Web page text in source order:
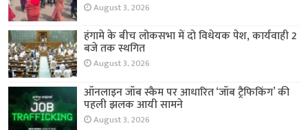
August 3, 2026
हंगामे के बीच लोकसभा में दो विधेयक पेश, कार्यवाही 2
बजे तक स्थगित
August 3, 2026
ऑनलाइन जॉब स्कैम पर आधारित ‘जॉब ट्रैफिकिंग’ की
पहली झलक आयी सामने
August 3, 2026